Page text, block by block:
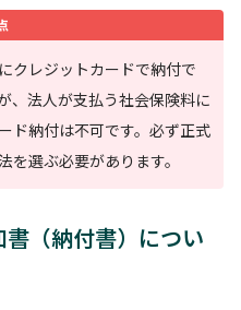
クレジットカードで納付で
、法人が支払う社会保険料に
ド納付は不可です。必ず正式
を選ぶ必要があります。
（納付書）につい